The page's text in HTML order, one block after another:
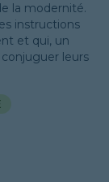
la modernité.
instructions
et qui, un
leurs